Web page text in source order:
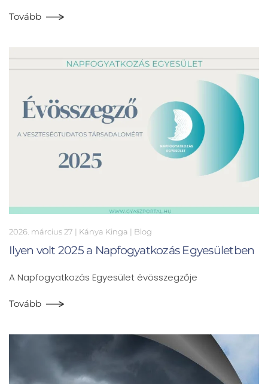
Tovább
2026. március 27 | Kánya Kinga | Blog
Ilyen volt 2025 a Napfogyatkozás Egyesületben
A Napfogyatkozás Egyesület évösszegzője
Tovább